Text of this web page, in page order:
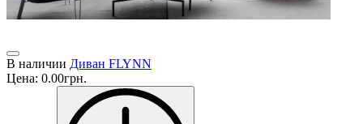
В наличии Диван FLYNN
Цена: 0.00грн.